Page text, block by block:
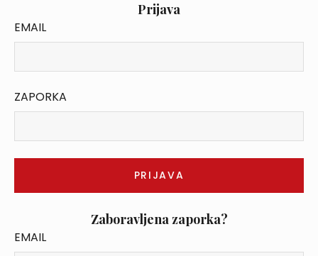
Prijava
EMAIL
ZAPORKA
Zaboravljena zaporka?
EMAIL